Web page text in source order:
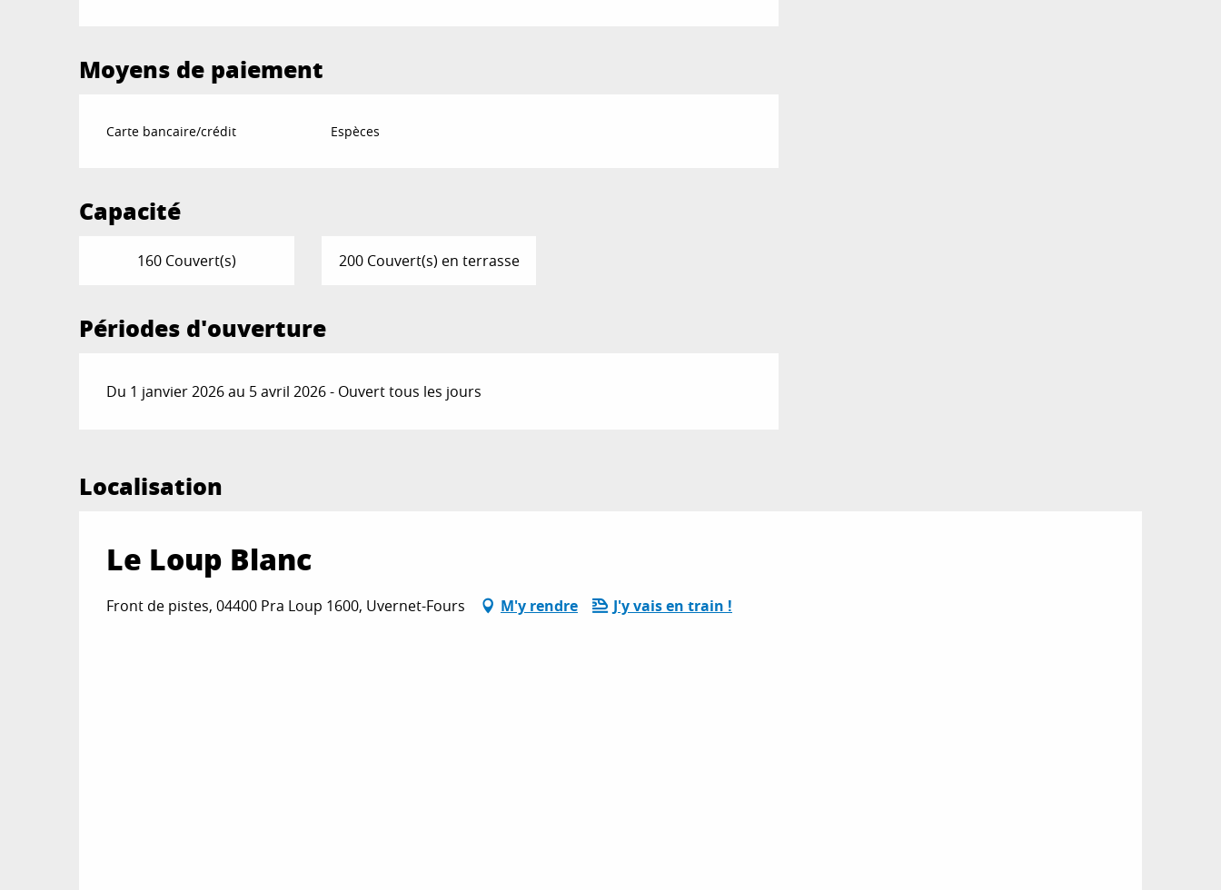
Moyens de paiement
Carte bancaire/crédit Espèces
Capacité
160 Couvert(s) 200 Couvert(s) en terrasse
Périodes d'ouverture
Du 1 janvier 2026 au 5 avril 2026 - Ouvert tous les jours
Localisation
Le Loup Blanc
Front de pistes, 04400 Pra Loup 1600, Uvernet-Fours M'y rendre J'y vais en train !